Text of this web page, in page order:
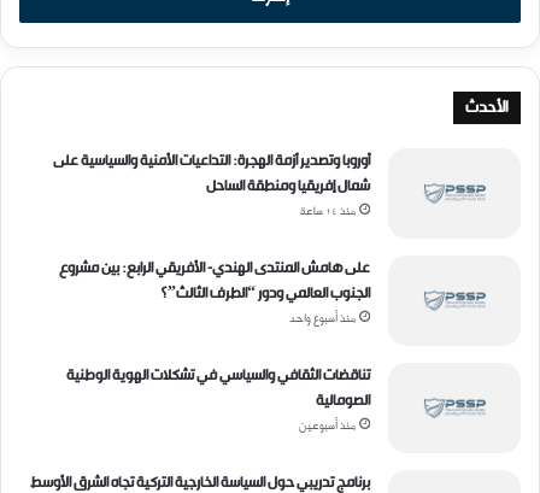
الأحدث
أوروبا وتصدير أزمة الهجرة: التداعيات الأمنية والسياسية على
شمال إفريقيا ومنطقة الساحل
منذ 14 ساعة
على هامش المنتدى الهندي- الأفريقي الرابع: بين مشروع
الجنوب العالمي ودور “الطرف الثالث”؟
منذ أسبوع واحد
تناقضات الثقافي والسياسي في تشكلات الهوية الوطنية
الصومالية
منذ أسبوعين
برنامج تدريبي حول السياسة الخارجية التركية تجاه الشرق الأوسط